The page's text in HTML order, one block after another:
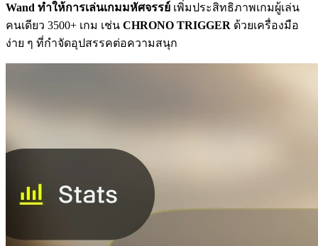
Wand ทำให้การเล่นเกมมหัศจรรย์ เพิ่มประสิทธิภาพเกมผู้เล่น
คนเดียว 3500+ เกม เช่น CHRONO TRIGGER ด้วยเครื่องมือ
ง่าย ๆ ที่กำจัดอุปสรรคต่อความสนุก